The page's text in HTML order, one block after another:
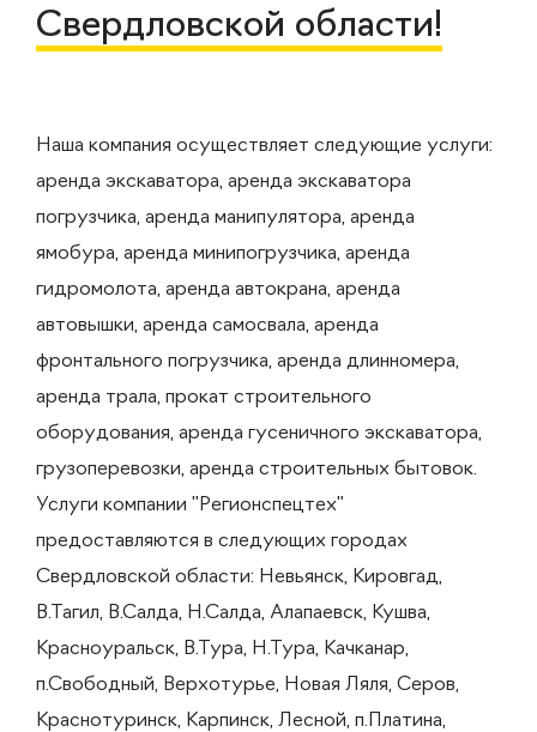
Свердловской области!
Наша компания осуществляет следующие услуги:
аренда экскаватора, аренда экскаватора
погрузчика, аренда манипулятора, аренда
ямобура, аренда минипогрузчика, аренда
гидромолота, аренда автокрана, аренда
автовышки, аренда самосвала, аренда
фронтального погрузчика, аренда длинномера,
аренда трала, прокат строительного
оборудования, аренда гусеничного экскаватора,
грузоперевозки, аренда строительных бытовок.
Услуги компании "Регионспецтех"
предоставляются в следующих городах
Свердловской области: Невьянск, Кировгад,
В.Тагил, В.Салда, Н.Салда, Алапаевск, Кушва,
Красноуральск, В.Тура, Н.Тура, Качканар,
п.Свободный, Верхотурье, Новая Ляля, Серов,
Краснотуринск, Карпинск, Лесной, п.Платина,